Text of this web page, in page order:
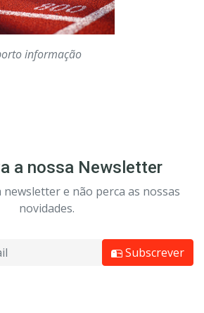
informação
a nossa Newsletter
newsletter e não perca as nossas
novidades.
Subscrever